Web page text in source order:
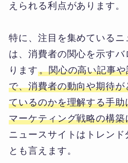
えられる利点があります。
特に、注目を集めているニ
は、消費者の関心を示す
ります。関心の高い記事
で、消費者の動向や期待
ているのかを理解する手
マーケティング戦略の構
ニュースサイトはトレン
とも言えます。